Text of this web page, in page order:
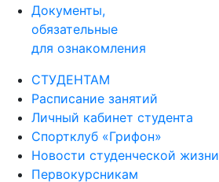
Документы,
обязательные
для ознакомления
СТУДЕНТАМ
Расписание занятий
Личный кабинет студента
Спортклуб «Грифон»
Новости студенческой жизни
Первокурсникам